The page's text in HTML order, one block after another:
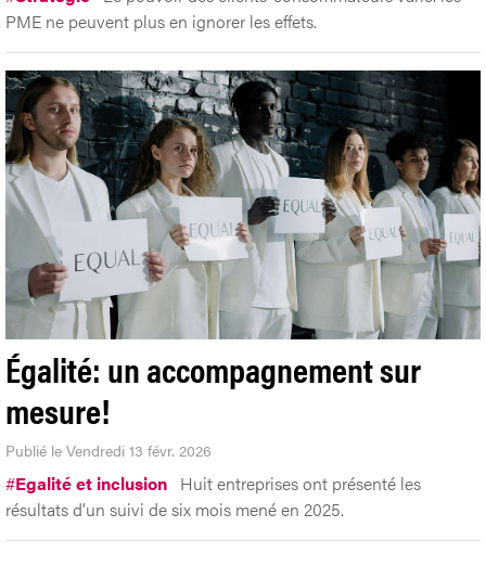
PME ne peuvent plus en ignorer les effets.
Égalité: un accompagnement sur
mesure!
Publié le Vendredi 13 févr. 2026
#Egalité et inclusion Huit entreprises ont présenté les
résultats d’un suivi de six mois mené en 2025.